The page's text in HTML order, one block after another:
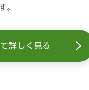
。
詳しく見る